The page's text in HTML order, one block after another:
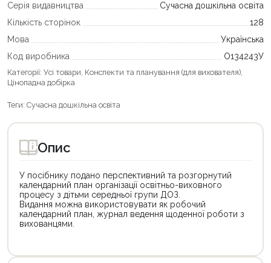
Серія видавництва
Сучасна дошкільна освіта
Кількість сторінок
128
Мова
Українська
Код виробника
О134243У
Категорії: Усі товари, Конспекти та планування (для вихователя),
Цінопадна добірка
Теги: Сучасна дошкільна освіта
Опис
У посібнику подано перспективний та розгорнутий
календарний план організації освітньо-виховного
процесу з дітьми середньої групи ДОЗ.
Видання можна використовувати як робочий
календарний план, журнал ведення щоденної роботи з
вихованцями.
товар
товар